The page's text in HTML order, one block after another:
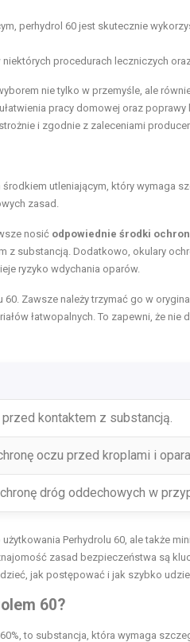
perhydrol 60 jest skutecznie
procedurach leczniczych
nie tylko w przemyśle, ale
pracy domowej oraz poprawy
i zgodnie z zaleceniami
utleniającym, który wymaga
zasad.
nosić odpowiednie środki
substancją. Dodatkowo, okulary
ryzyko wdychania oparów.
60. Zawsze należy trzymać go w
łatwopalnych. To zapewni, że
kontaktem z substancją.
oczu przed kroplami i
dróg oddechowych w
Perhydrolu 60, ale także
zasad bezpieczeństwa są
jak postępować i jak szybko
60?
to substancja, która wymaga